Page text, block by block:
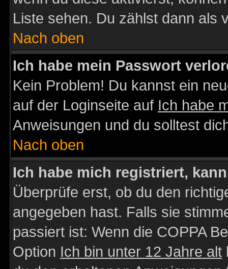
Liste sehen. Du zählst dann als
Nach oben
Ich habe mein Passwort
Kein Problem! Du kannst ein
auf der Loginseite auf Ich habe
Anweisungen und du solltest
Nach oben
Ich habe mich registriert,
Überprüfe erst, ob du den
angegeben hast. Falls sie
passiert ist: Wenn die COPPA
Option Ich bin unter 12 Jahre alt